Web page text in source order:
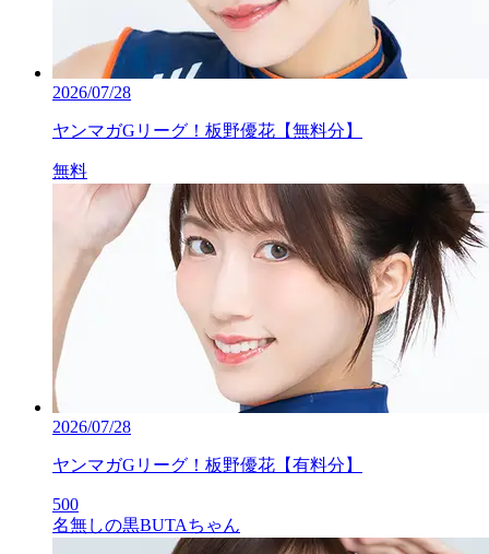
2026/07/28
ヤンマガGリーグ！板野優花【無料分】
無料
2026/07/28
ヤンマガGリーグ！板野優花【有料分】
500
名無しの黒BUTAちゃん